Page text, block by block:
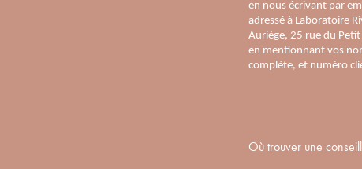
en nous écrivant par
adressé à Laboratoire
Auriège, 25 rue du
en mentionnant vos
complète, et numéro
Où trouver une